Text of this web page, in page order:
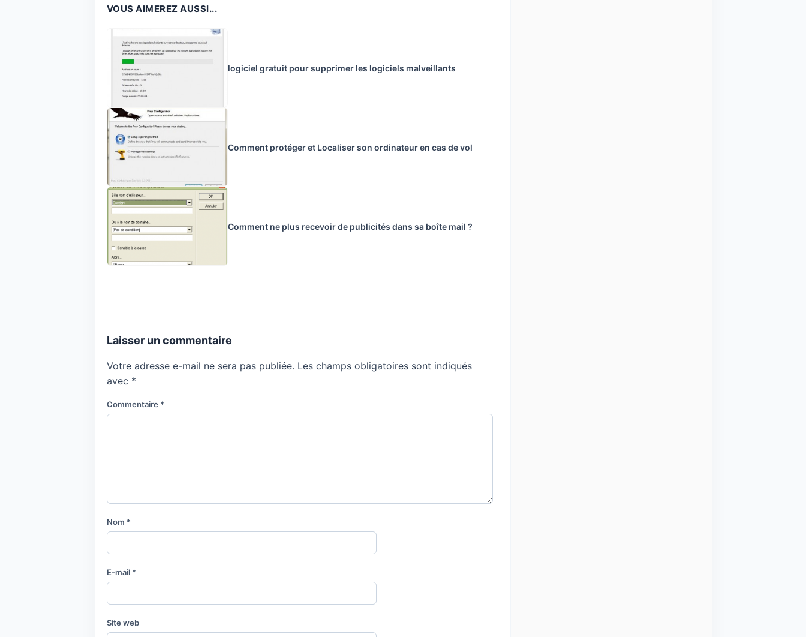
VOUS AIMEREZ AUSSI...
logiciel gratuit pour supprimer les logiciels malveillants
Comment protéger et Localiser son ordinateur en cas de vol
Comment ne plus recevoir de publicités dans sa boîte mail ?
Laisser un commentaire
Votre adresse e-mail ne sera pas publiée. Les champs obligatoires sont indiqués
avec *
Commentaire *
Nom *
E-mail *
Site web